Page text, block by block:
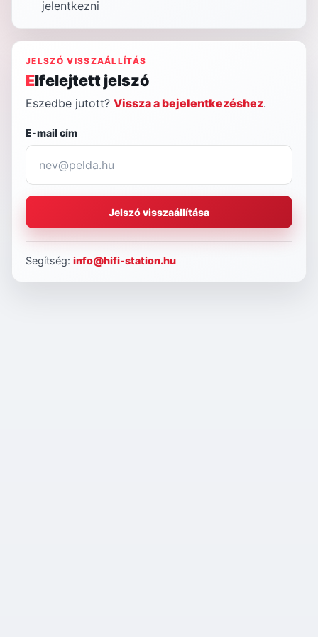
jelentkezni
JELSZÓ VISSZAÁLLÍTÁS
Elfelejtett jelszó
Eszedbe jutott?Vissza a bejelentkezéshez.
E-mail cím
Jelszó visszaállítása
Segítség:info@hifi-station.hu